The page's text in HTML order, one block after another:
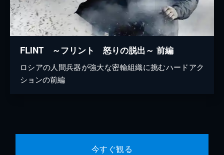
FLINT ～フリント 怒りの脱出～ 前編
ロシアの人間兵器が強大な密輸組織に挑むハードアク
ションの前編
今すぐ観る